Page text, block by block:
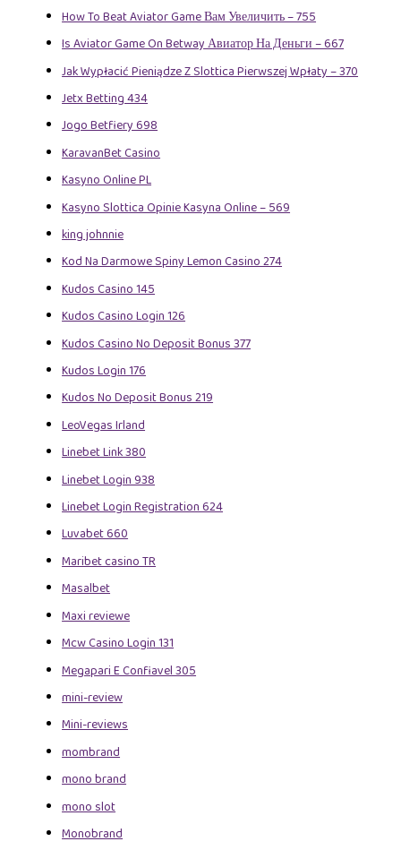
How To Beat Aviator Game Вам Увеличить – 755
Is Aviator Game On Betway Авиатор На Деньги – 667
Jak Wypłacić Pieniądze Z Slottica Pierwszej Wpłaty – 370
Jetx Betting 434
Jogo Betfiery 698
KaravanBet Casino
Kasyno Online PL
Kasyno Slottica Opinie Kasyna Online – 569
king johnnie
Kod Na Darmowe Spiny Lemon Casino 274
Kudos Casino 145
Kudos Casino Login 126
Kudos Casino No Deposit Bonus 377
Kudos Login 176
Kudos No Deposit Bonus 219
LeoVegas Irland
Linebet Link 380
Linebet Login 938
Linebet Login Registration 624
Luvabet 660
Maribet casino TR
Masalbet
Maxi reviewe
Mcw Casino Login 131
Megapari E Confiavel 305
mini-review
Mini-reviews
mombrand
mono brand
mono slot
Monobrand